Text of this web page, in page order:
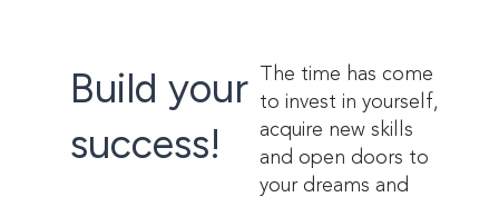
Build your
success!
The time has come
to invest in yourself,
acquire new skills
and open doors to
your dreams and